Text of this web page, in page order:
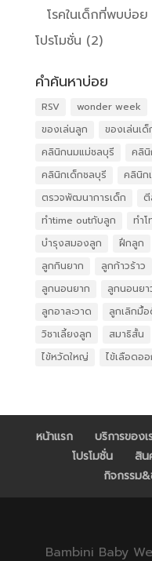
โรคในเด็กที่พบบ่อย
โปรโมชั่น (2)
คำค้นหาบ่อย
RSV wonder week
ของเล่นลูก
ของเล่นเด็
คลินิกนมแม่ชลบุรี
คลิ
คลินิกเด็กชลบุรี
คลินิก
ตรวจพัฒนาการเด็ก
ตี
ทำtime outกับลูก
ทำ
บำรุงสมองลูก
ฝึกลูก
ลูกกินยาก
ลูกก้าวร้าว
ลูกนอนยาก
ลูกนอนยา
ลูกอาละวาด
ลูกเลิกมื้
วิชาเลี้ยงลูก
สมาธิสั้น
ไข้หวัดใหญ่
ไข้เลือดอ
หน้าแรก บริการของเ
โปรโมชั่น
สิน
กิจกรรม&
Bambini Baby